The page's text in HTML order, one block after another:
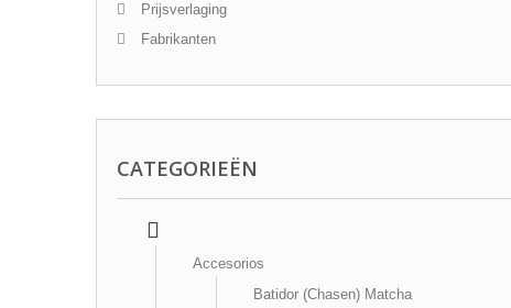
Prijsverlaging
Fabrikanten
CATEGORIEËN
Accesorios
Batidor (Chasen) Matcha